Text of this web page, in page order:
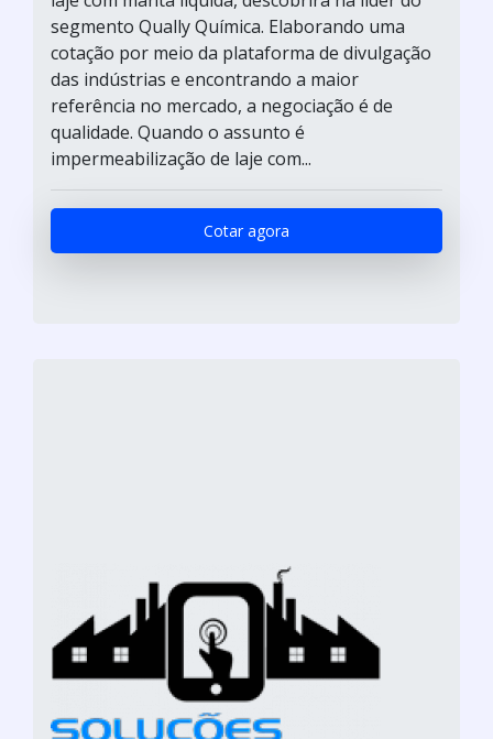
segmento Qually Química. Elaborando uma
cotação por meio da plataforma de divulgação
das indústrias e encontrando a maior
referência no mercado, a negociação é de
qualidade. Quando o assunto é
impermeabilização de laje com...
Cotar agora